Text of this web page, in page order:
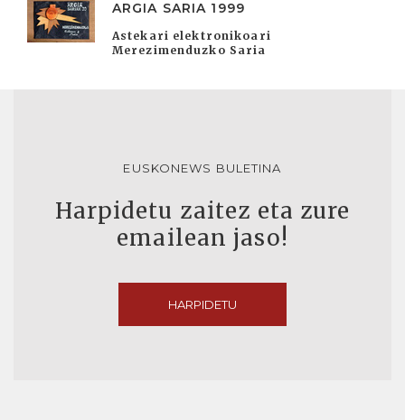
ARGIA SARIA 1999
Astekari elektronikoari
Merezimenduzko Saria
EUSKONEWS BULETINA
Harpidetu zaitez eta zure
emailean jaso!
HARPIDETU